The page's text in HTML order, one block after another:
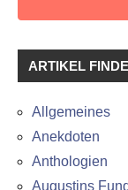
ARTIKEL
Allgemeines
Anekdoten
Anthologien
Augustins